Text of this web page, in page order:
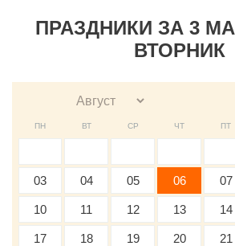
ПРАЗДНИКИ ЗА 3
ВТОРНИК
ПН ВТ СР ЧТ ПТ
03 04 05 06 07
10 11 12 13 14
17 18 19 20 21